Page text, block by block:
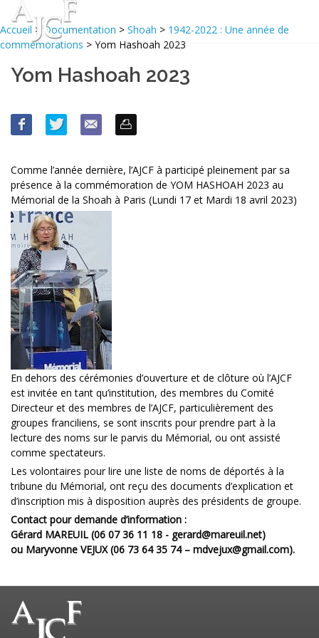
Accueil >Documentation > Shoah > 1942-2022 : Une année de
commémorations > Yom Hashoah 2023
Yom Hashoah 2023
Comme l’année dernière, l’AJCF à participé pleinement par sa
présence à la commémoration de YOM HASHOAH 2023 au
Mémorial de la Shoah à Paris (Lundi 17 et Mardi 18 avril 2023)
En dehors des cérémonies d’ouverture et de clôture où l’AJCF
est invitée en tant qu’institution, des membres du Comité
Directeur et des membres de l’AJCF, particulièrement des
groupes franciliens, se sont inscrits pour prendre part à la
lecture des noms sur le parvis du Mémorial, ou ont assisté
comme spectateurs.
Les volontaires pour lire une liste de noms de déportés à la
tribune du Mémorial, ont reçu des documents d’explication et
d’inscription mis à disposition auprès des présidents de groupe.
Contact pour demande d’information :
Gérard MAREUIL (06 07 36 11 18 - gerard@mareuil.net)
ou Maryvonne VEJUX (06 73 64 35 74 – mdvejux@gmail.com).